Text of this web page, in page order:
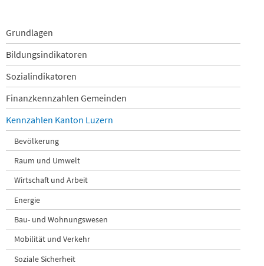
Navigation
überspringen
Grundlagen
Bildungsindikatoren
Sozialindikatoren
Finanzkennzahlen Gemeinden
Kennzahlen Kanton Luzern
Bevölkerung
Raum und Umwelt
Wirtschaft und Arbeit
Energie
Bau- und Wohnungswesen
Mobilität und Verkehr
Soziale Sicherheit